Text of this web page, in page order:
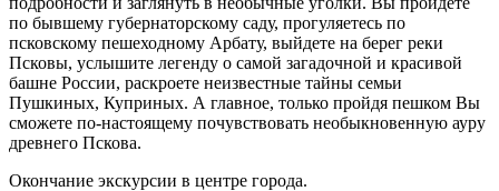
по бывшему губернаторскому саду, прогуляетесь по
псковскому пешеходному Арбату, выйдете на берег реки
Псковы, услышите легенду о самой загадочной и красивой
башне России, раскроете неизвестные тайны семьи
Пушкиных, Куприных. А главное, только пройдя пешком Вы
сможете по-настоящему почувствовать необыкновенную ауру
древнего Пскова.
Окончание экскурсии в центре города.